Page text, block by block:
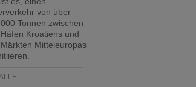
von über
Tonnen zwischen
Kroatiens und
Mitteleuropas